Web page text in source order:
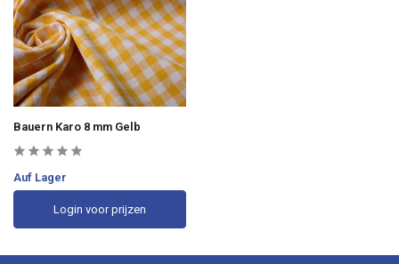
Bauern Karo 8 mm Gelb
Auf Lager
Login voor prijzen